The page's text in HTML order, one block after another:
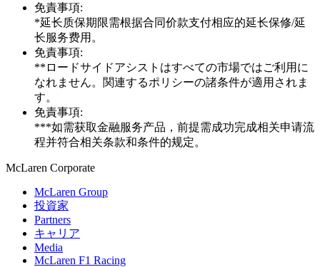
免責事項:
*延长质保期限需根据合同价款支付相应的延长保修/延
长服务费用。
免責事項:
**ロードサイドアシストはすべての市場ではご利用に
なれません。関連するポリシーの諸条件が適用されま
す。
免責事項:
***如需获取金融服务产品，前提需成功完成相关申请流
程并符合相关条款和条件的规定。
McLaren Corporate
McLaren Group
投資家
Partners
キャリア
Media
McLaren F1 Racing